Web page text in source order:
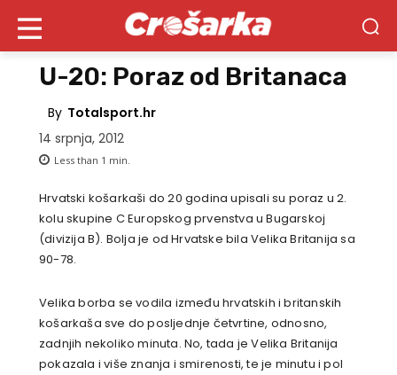
U-20: Poraz od Britanaca
By Totalsport.hr
14 srpnja, 2012
Less than 1 min.
Hrvatski košarkaši do 20 godina upisali su poraz u 2.
kolu skupine C Europskog prvenstva u Bugarskoj
(divizija B). Bolja je od Hrvatske bila Velika Britanija sa
90-78.
Velika borba se vodila između hrvatskih i britanskih
košarkaša sve do posljednje četvrtine, odnosno,
zadnjih nekoliko minuta. No, tada je Velika Britanija
pokazala i više znanja i smirenosti, te je minutu i pol